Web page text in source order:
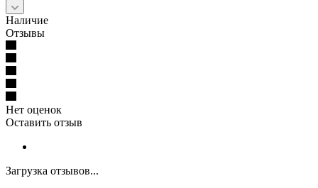
Наличие
Отзывы
Нет оценок
Оставить отзыв
Загрузка отзывов...